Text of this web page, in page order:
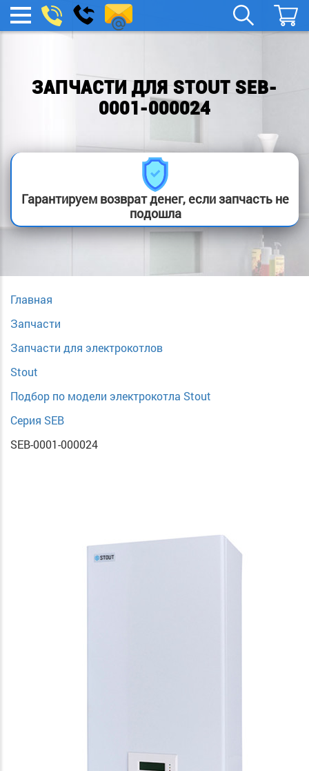
МЕНЮ
boylera@yandex.ru
Заказать
звонок
ЗАПЧАСТИ ДЛЯ STOUT SEB-
0001-000024
Гарантируем возврат денег, если запчасть не
подошла
Главная
Запчасти
Запчасти для электрокотлов
Stout
Подбор по модели электрокотла Stout
Серия SEB
SEB-0001-000024